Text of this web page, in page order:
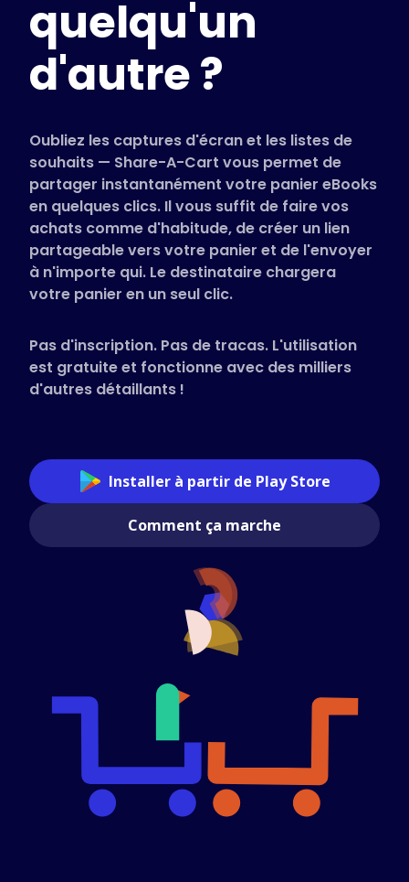
Magasins pris en charge
FAQ
Guides d'utilisation
Français (French)
quelqu'un
d'autre ?
Oubliez les captures d'écran et les listes de
souhaits — Share-A-Cart vous permet de
partager instantanément votre panier eBooks
en quelques clics. Il vous suffit de faire vos
achats comme d'habitude, de créer un lien
partageable vers votre panier et de l'envoyer
à n'importe qui. Le destinataire chargera
votre panier en un seul clic.
Pas d'inscription. Pas de tracas. L'utilisation
est gratuite et fonctionne avec des milliers
d'autres détaillants !
Installer à partir de Play Store
Comment ça marche